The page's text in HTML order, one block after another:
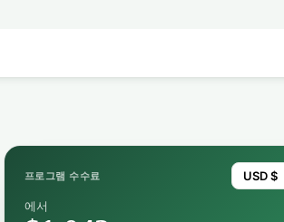
프로그램 수수료
에서